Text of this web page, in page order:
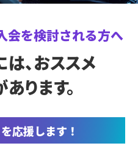
会を検討される方へ
、おススメ
ります。
応援します！